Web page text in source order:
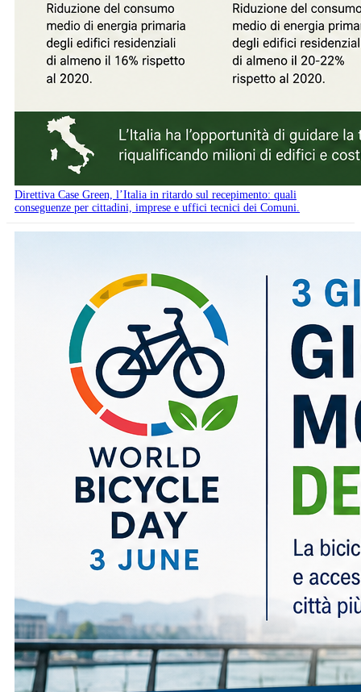
Direttiva Case Green, l’Italia in ritardo sul recepimento: quali
conseguenze per cittadini, imprese e uffici tecnici dei Comuni.